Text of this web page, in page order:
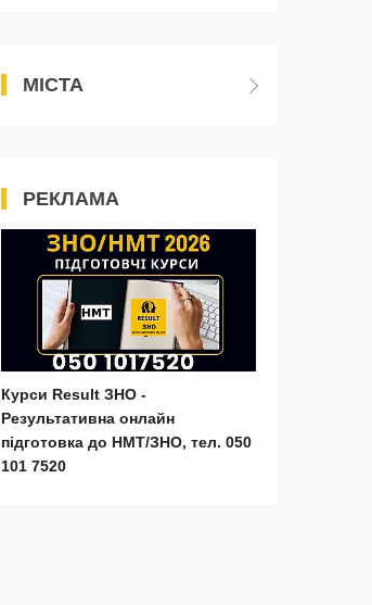
МІСТА
РЕКЛАМА
Курси Result ЗНО -
Результативна онлайн
підготовка до НМТ/ЗНО, тел. 050
101 7520